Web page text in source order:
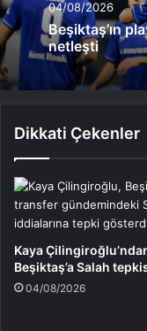
04/08/2026
Beşiktaş’ın
netleşti
Dikkati Çekenler
Kaya
Beşiktaş’a Salah
04/08/2026